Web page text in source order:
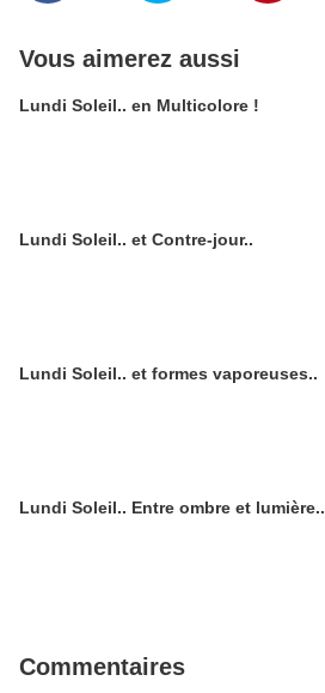
Vous aimerez aussi
Lundi Soleil.. en Multicolore !
Lundi Soleil.. et Contre-jour..
Lundi Soleil.. et formes vaporeuses..
Lundi Soleil.. Entre ombre et lumière..
Commentaires